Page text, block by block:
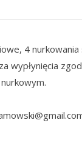
4 nurkowania
wypłynięcia